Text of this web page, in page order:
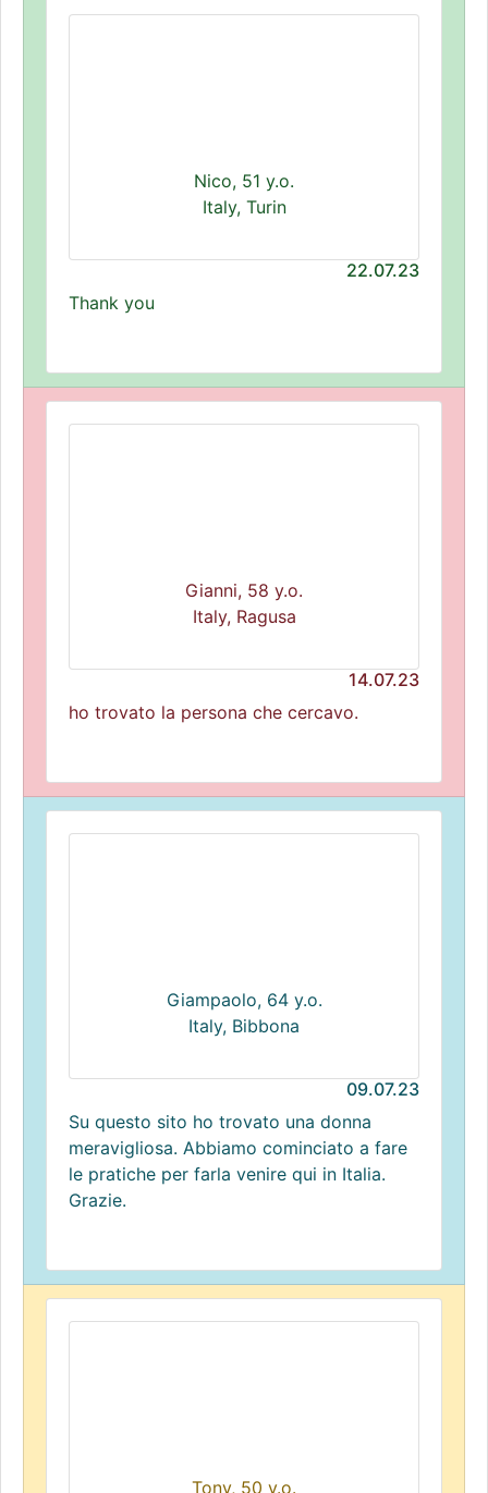
Nico, 51 y.o.
Italy, Turin
22.07.23
Thank you
Gianni, 58 y.o.
Italy, Ragusa
14.07.23
ho trovato la persona che cercavo.
Giampaolo, 64 y.o.
Italy, Bibbona
09.07.23
Su questo sito ho trovato una donna
meravigliosa. Abbiamo cominciato a fare
le pratiche per farla venire qui in Italia.
Grazie.
Tony, 50 y.o.